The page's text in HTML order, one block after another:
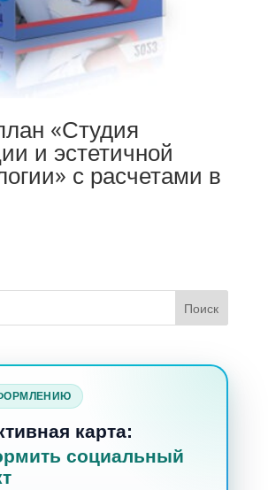
«Студия
и эстетичной
с расчетами в
карта:
социальный